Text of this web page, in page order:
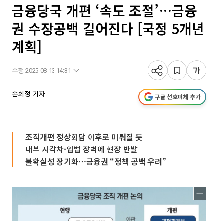
금융당국 개편 ‘속도 조절’…금융
권 수장공백 길어진다 [국정 5개년
계획]
수정 2025-08-13 14:31
손희정 기자 구글 선호매체 추가
조직개편 정상회담 이후로 미뤄질 듯
내부 시각차·입법 장벽에 현장 반발
불확실성 장기화⋯금융권 “정책 공백 우려”